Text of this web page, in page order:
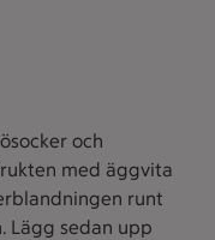
och
med äggvita
runt
Lägg sedan upp